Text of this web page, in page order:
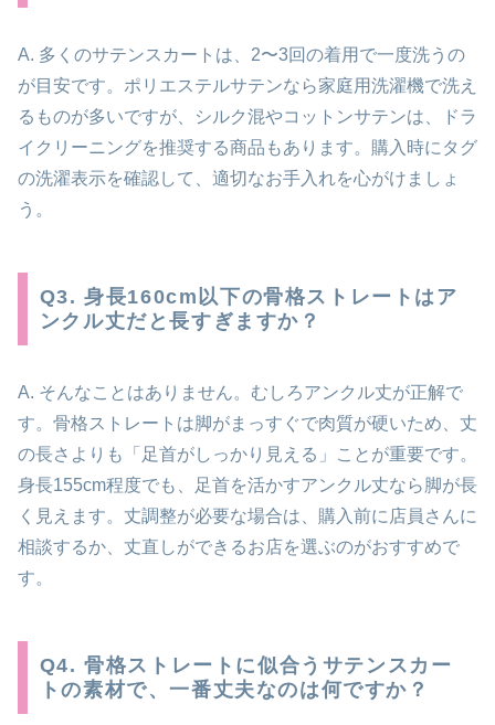
A. 多くのサテンスカートは、2〜3回の着用で一度洗うの
が目安です。ポリエステルサテンなら家庭用洗濯機で洗え
るものが多いですが、シルク混やコットンサテンは、ドラ
イクリーニングを推奨する商品もあります。購入時にタグ
の洗濯表示を確認して、適切なお手入れを心がけましょ
う。
Q3. 身長160cm以下の骨格ストレートはア
ンクル丈だと長すぎますか？
A. そんなことはありません。むしろアンクル丈が正解で
す。骨格ストレートは脚がまっすぐで肉質が硬いため、丈
の長さよりも「足首がしっかり見える」ことが重要です。
身長155cm程度でも、足首を活かすアンクル丈なら脚が長
く見えます。丈調整が必要な場合は、購入前に店員さんに
相談するか、丈直しができるお店を選ぶのがおすすめで
す。
Q4. 骨格ストレートに似合うサテンスカー
トの素材で、一番丈夫なのは何ですか？